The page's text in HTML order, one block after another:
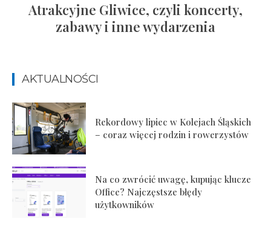
Atrakcyjne Gliwice, czyli koncerty,
zabawy i inne wydarzenia
AKTUALNOŚCI
Rekordowy lipiec w Kolejach Śląskich
– coraz więcej rodzin i rowerzystów
Na co zwrócić uwagę, kupując klucze
Office? Najczęstsze błędy
użytkowników